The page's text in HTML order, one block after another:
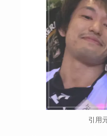
引用